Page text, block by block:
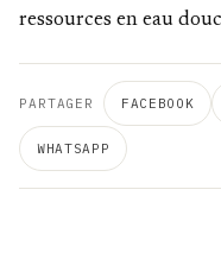
ressources en eau
PARTAGER FACEBOOK
WHATSAPP